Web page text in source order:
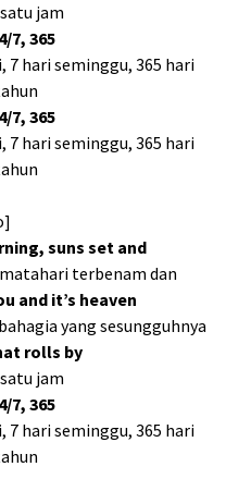
jam
7, 365
7 hari seminggu, 365 hari
7, 365
7 hari seminggu, 365 hari
suns set and
terbenam dan
and it’s heaven
yang sesungguhnya
rolls by
jam
7, 365
7 hari seminggu, 365 hari